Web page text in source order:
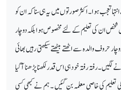
تعجب ہوا۔ اکثر صورتوں میں یہ ہی سنا کہ ان کو
شخص ان کی تعلیم کے لئے مخصوص ہوا بلکہ دوچار
والدہ سے اٹھتے بیٹھتے سیکھتی رہیں بھائی
لگیں ۔رفتہ رفتہ خودہی اس قدر لکھنا پڑھنا آگیا
کی خاصی معلمہ بن گئیں ۔ ہم نے کبھی کسی